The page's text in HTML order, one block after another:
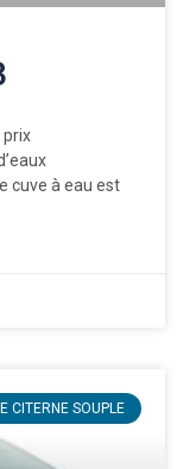
prix
cuve à eau est
CITERNE SOUPLE